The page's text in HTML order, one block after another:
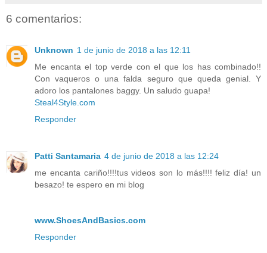
6 comentarios:
Unknown 1 de junio de 2018 a las 12:11
Me encanta el top verde con el que los has combinado!!
Con vaqueros o una falda seguro que queda genial. Y
adoro los pantalones baggy. Un saludo guapa!
Steal4Style.com
Responder
Patti Santamaria 4 de junio de 2018 a las 12:24
me encanta cariño!!!!tus videos son lo más!!!! feliz día! un
besazo! te espero en mi blog
www.ShoesAndBasics.com
Responder